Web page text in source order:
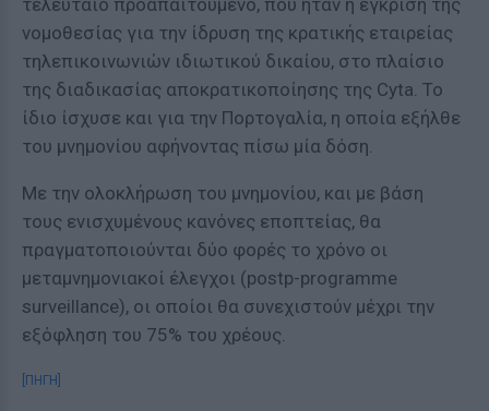
τελευταίο προαπαιτούμενο, που ήταν η έγκριση της
νομοθεσίας για την ίδρυση της κρατικής εταιρείας
τηλεπικοινωνιών ιδιωτικού δικαίου, στο πλαίσιο
της διαδικασίας αποκρατικοποίησης της Cyta. Το
ίδιο ίσχυσε και για την Πορτογαλία, η οποία εξήλθε
του μνημονίου αφήνοντας πίσω μία δόση.
Με την ολοκλήρωση του μνημονίου, και με βάση
τους ενισχυμένους κανόνες εποπτείας, θα
πραγματοποιούνται δύο φορές το χρόνο οι
μεταμνημονιακοί έλεγχοι (postp-programme
surveillance), οι οποίοι θα συνεχιστούν μέχρι την
εξόφληση του 75% του χρέους.
[ΠΗΓΗ]